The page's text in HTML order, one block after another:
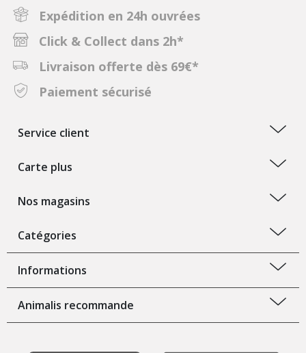
Expédition en 24h ouvrées
Click & Collect dans 2h*
Livraison offerte dès 69€*
Paiement sécurisé
Service client
Carte plus
Nos magasins
Catégories
Informations
Animalis recommande